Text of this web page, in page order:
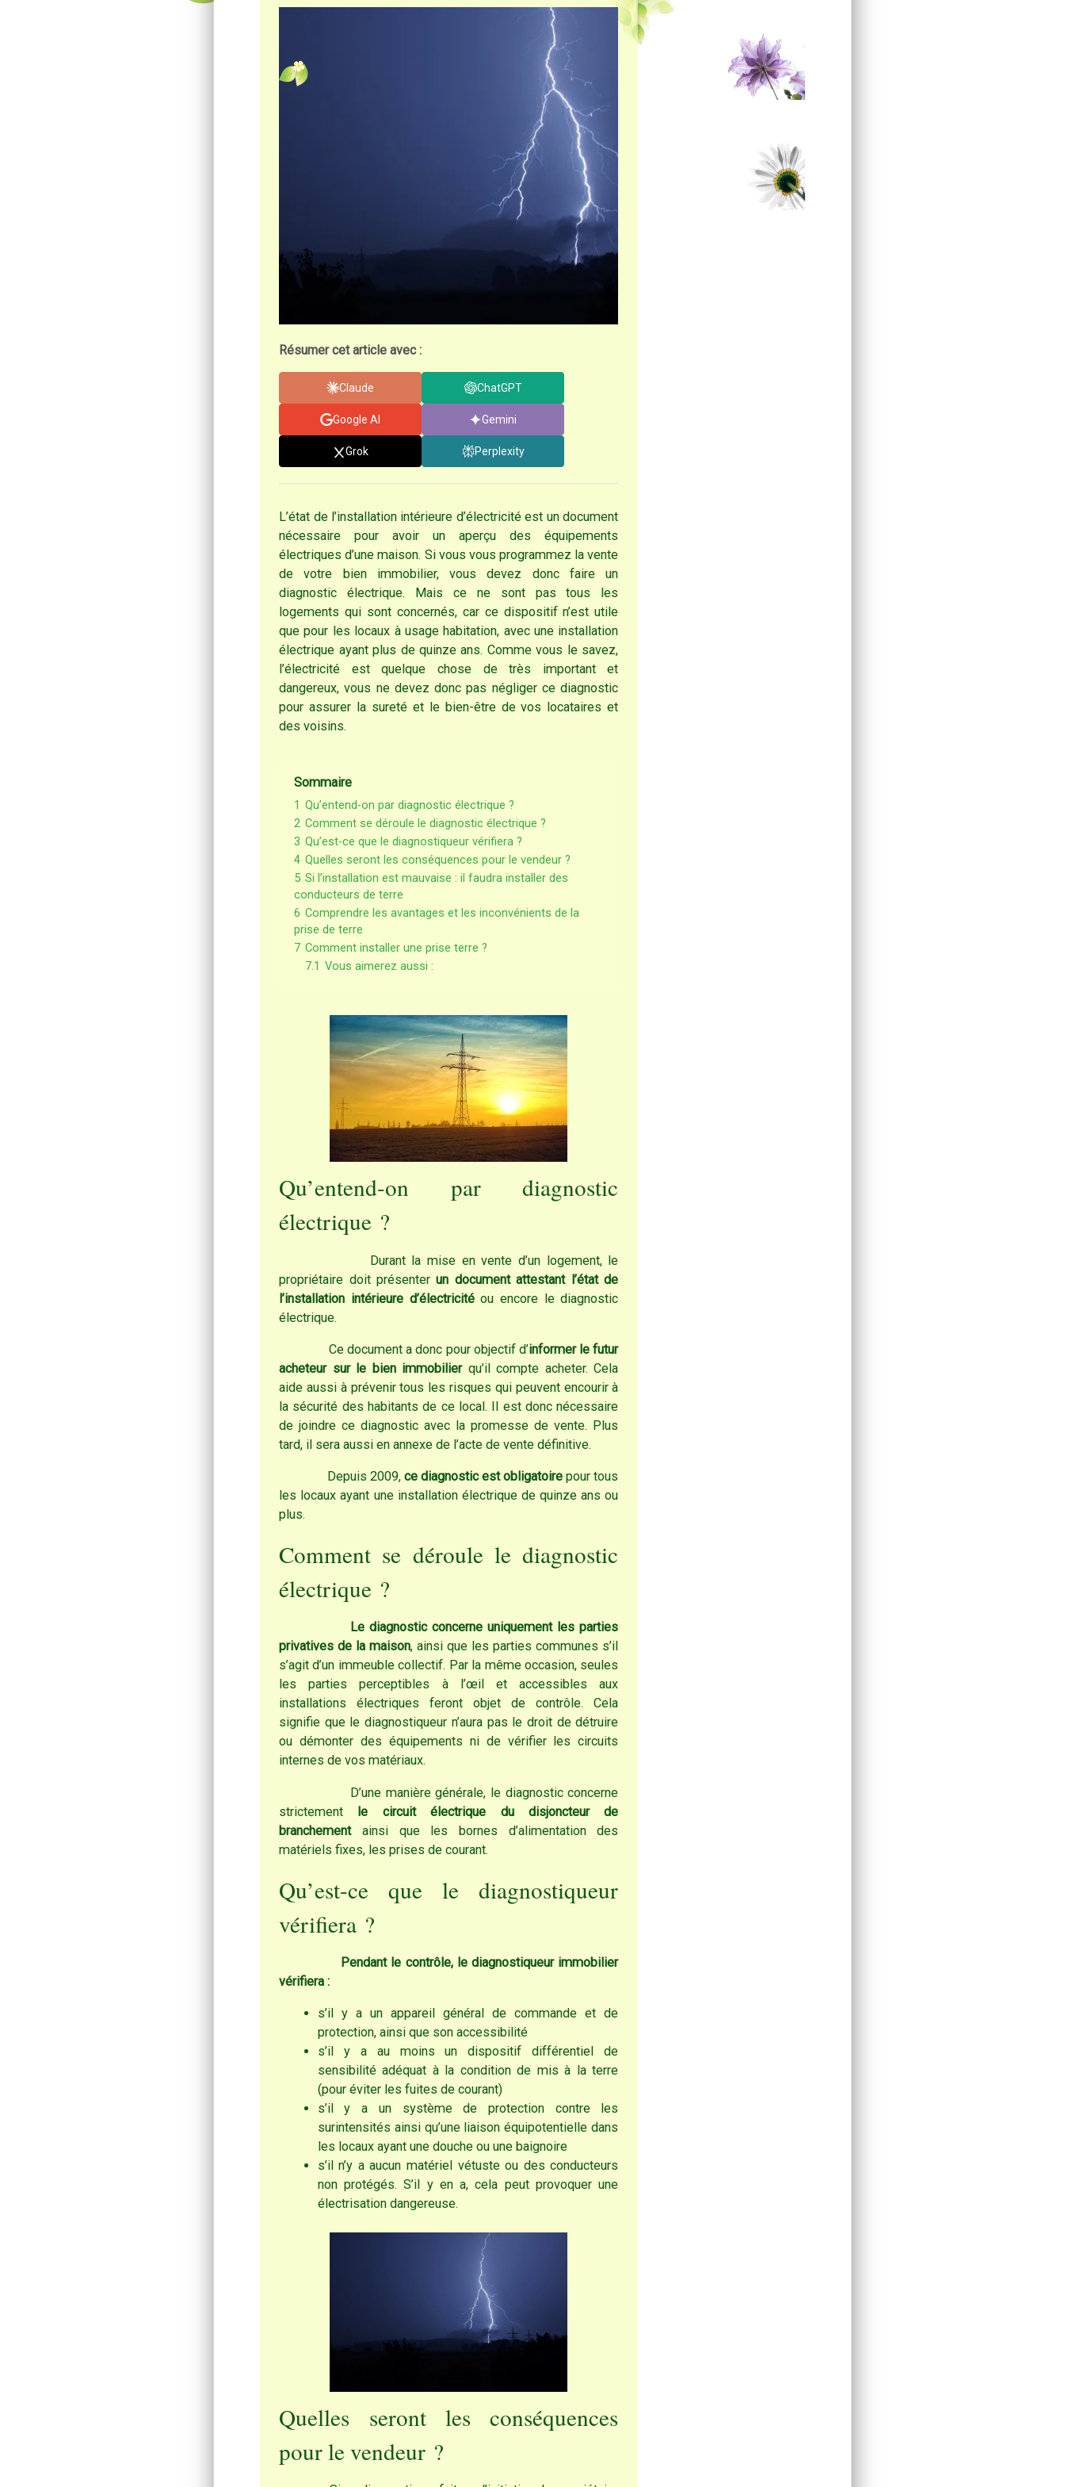
Résumer cet article avec :
Claude ChatGPT
Google AI Gemini
Grok Perplexity
L’état de l’installation intérieure d’électricité est un document
nécessaire pour avoir un aperçu des équipements
électriques d’une maison. Si vous vous programmez la vente
de votre bien immobilier, vous devez donc faire un
diagnostic électrique. Mais ce ne sont pas tous les
logements qui sont concernés, car ce dispositif n’est utile
que pour les locaux à usage habitation, avec une installation
électrique ayant plus de quinze ans. Comme vous le savez,
l’électricité est quelque chose de très important et
dangereux, vous ne devez donc pas négliger ce diagnostic
pour assurer la sureté et le bien-être de vos locataires et
des voisins.
Sommaire
1 Qu’entend-on par diagnostic électrique ?
2 Comment se déroule le diagnostic électrique ?
3 Qu’est-ce que le diagnostiqueur vérifiera ?
4 Quelles seront les conséquences pour le vendeur ?
5 Si l’installation est mauvaise : il faudra installer des
conducteurs de terre
6 Comprendre les avantages et les inconvénients de la
prise de terre
7 Comment installer une prise terre ?
7.1 Vous aimerez aussi :
Qu’entend-on par diagnostic
électrique ?
Durant la mise en vente d’un logement, le
propriétaire doit présenterun document attestant l’état de
l’installation intérieure d’électricitéou encore le diagnostic
électrique.
Ce document a donc pour objectif d’informer le futur
acheteur sur le bien immobilier qu’il compte acheter. Cela
aide aussi à prévenir tous les risques qui peuvent encourir à
la sécurité des habitants de ce local. Il est donc nécessaire
de joindre ce diagnostic avec la promesse de vente. Plus
tard, il sera aussi en annexe de l’acte de vente définitive.
Depuis 2009,ce diagnostic est obligatoire pour tous
les locaux ayant une installation électrique de quinze ans ou
plus.
Comment se déroule le diagnostic
électrique ?
Le diagnostic concerne uniquement les parties
privatives de la maison, ainsi que les parties communes s’il
s’agit d’un immeuble collectif. Par la même occasion, seules
les parties perceptibles à l’œil et accessibles aux
installations électriques feront objet de contrôle. Cela
signifie que le diagnostiqueur n’aura pas le droit de détruire
ou démonter des équipements ni de vérifier les circuits
internes de vos matériaux.
D’une manière générale, le diagnostic concerne
strictement le circuit électrique du disjoncteur de
branchementainsi que les bornes d’alimentation des
matériels fixes, les prises de courant.
Qu’est-ce que le diagnostiqueur
vérifiera ?
Pendant le contrôle, le diagnostiqueur immobilier
vérifiera :
s’il y a un appareil général de commande et de
protection, ainsi que son accessibilité
s’il y a au moins un dispositif différentiel de
sensibilité adéquat à la condition de mis à la terre
(pour éviter les fuites de courant)
s’il y a un système de protection contre les
surintensités ainsi qu’une liaison équipotentielle dans
les locaux ayant une douche ou une baignoire
s’il n’y a aucun matériel vétuste ou des conducteurs
non protégés. S’il y en a, cela peut provoquer une
électrisation dangereuse.
Quelles seront les conséquences
pour le vendeur ?